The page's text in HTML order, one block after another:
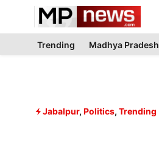
contentTrending Madhya Pradesh
Jabalpur, Politics, Trending